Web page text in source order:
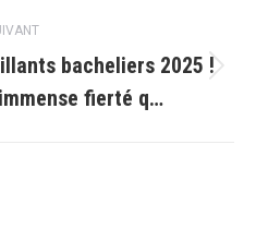
Article
suivant
bacheliers 2025 !
fierté q…